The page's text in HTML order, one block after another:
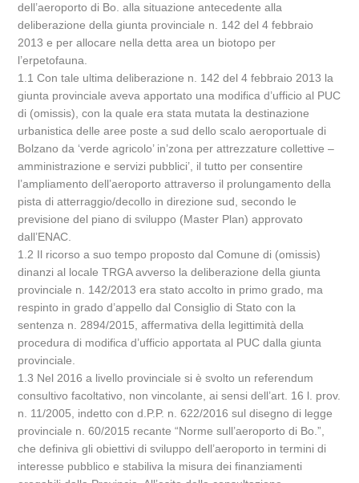
dell’aeroporto di Bo. alla situazione antecedente alla
deliberazione della giunta provinciale n. 142 del 4 febbraio
2013 e per allocare nella detta area un biotopo per
l’erpetofauna.
1.1 Con tale ultima deliberazione n. 142 del 4 febbraio 2013 la
giunta provinciale aveva apportato una modifica d’ufficio al PUC
di (omissis), con la quale era stata mutata la destinazione
urbanistica delle aree poste a sud dello scalo aeroportuale di
Bolzano da ‘verde agricolo’ in’zona per attrezzature collettive –
amministrazione e servizi pubblici’, il tutto per consentire
l’ampliamento dell’aeroporto attraverso il prolungamento della
pista di atterraggio/decollo in direzione sud, secondo le
previsione del piano di sviluppo (Master Plan) approvato
dall’ENAC.
1.2 Il ricorso a suo tempo proposto dal Comune di (omissis)
dinanzi al locale TRGA avverso la deliberazione della giunta
provinciale n. 142/2013 era stato accolto in primo grado, ma
respinto in grado d’appello dal Consiglio di Stato con la
sentenza n. 2894/2015, affermativa della legittimità della
procedura di modifica d’ufficio apportata al PUC dalla giunta
provinciale.
1.3 Nel 2016 a livello provinciale si è svolto un referendum
consultivo facoltativo, non vincolante, ai sensi dell’art. 16 l. prov.
n. 11/2005, indetto con d.P.P. n. 622/2016 sul disegno di legge
provinciale n. 60/2015 recante “Norme sull’aeroporto di Bo.”,
che definiva gli obiettivi di sviluppo dell’aeroporto in termini di
interesse pubblico e stabiliva la misura dei finanziamenti